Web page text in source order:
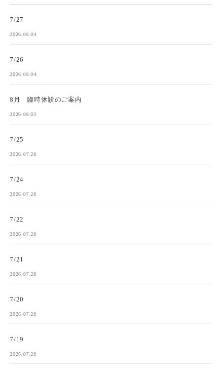
7/27
2026.08.04
7/26
2026.08.04
8月 臨時休診のご案内
2026.08.03
7/25
2026.07.28
7/24
2026.07.28
7/22
2026.07.28
7/21
2026.07.28
7/20
2026.07.28
7/19
2026.07.28